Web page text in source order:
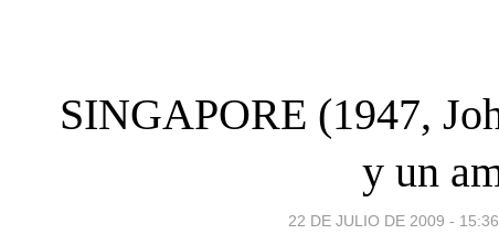
SINGAPORE (1947,
y un
22 DE JULIO DE 2009 - 15:36